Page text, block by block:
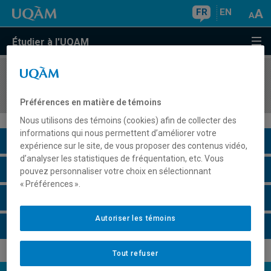
FR EN
Étudier à l'UQAM
COURS//
Description du cours
Horaire - Été 2026
Préférences en matière de témoins
Nous utilisons des témoins (cookies) afin de collecter des
informations qui nous permettent d’améliorer votre
expérience sur le site, de vous proposer des contenus vidéo,
d’analyser les statistiques de fréquentation, etc. Vous
pouvez personnaliser votre choix en sélectionnant
« Préférences ».
Tout refuser
Autoriser les témoins